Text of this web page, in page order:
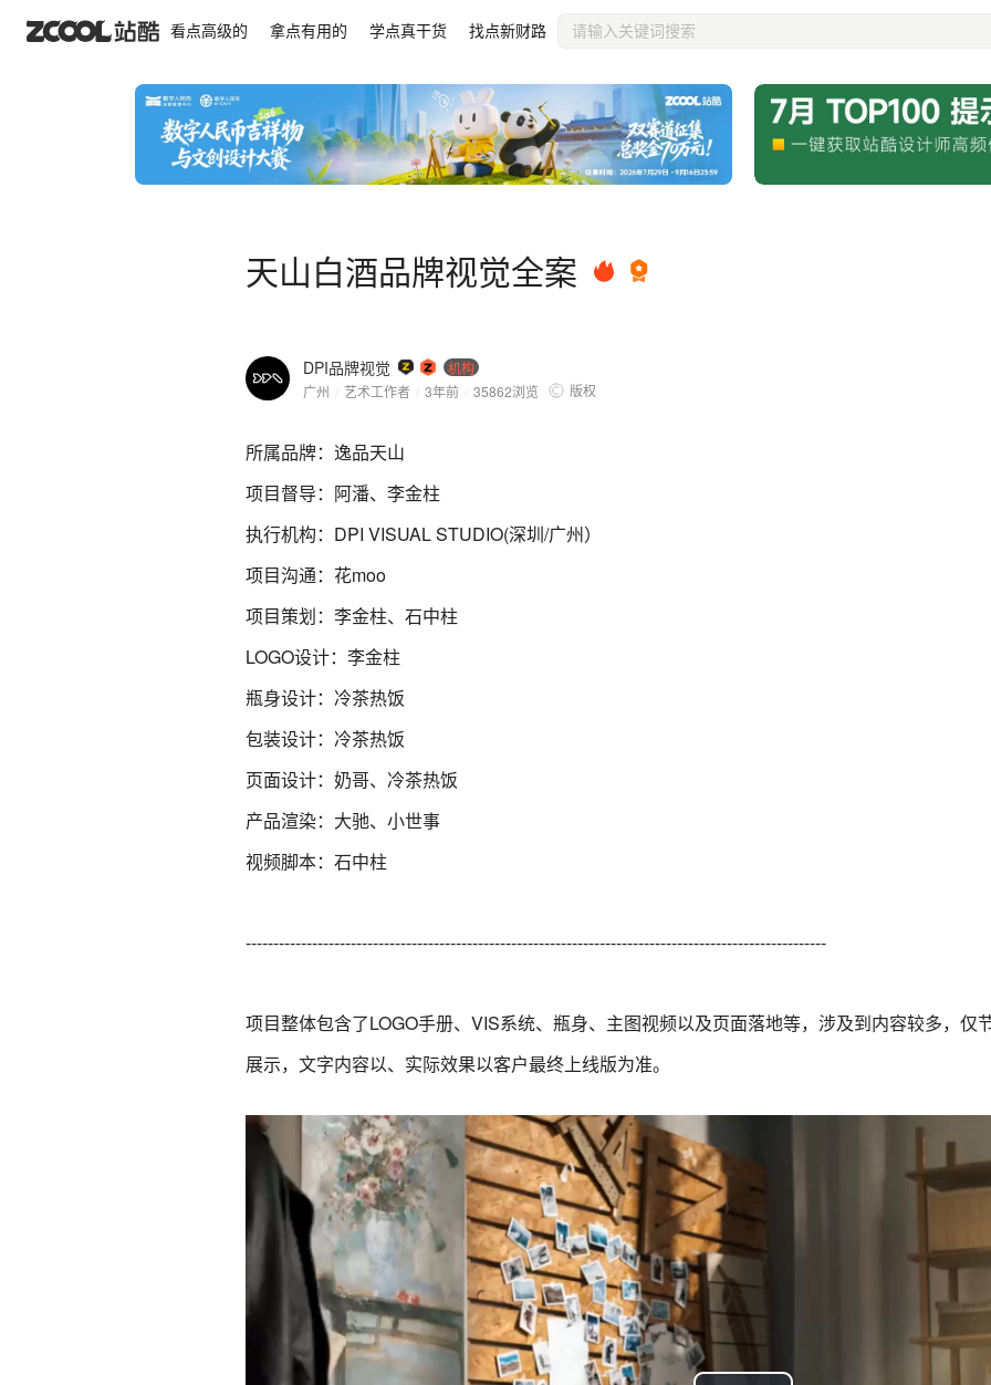
看点高级的 拿点有用的 学点真干货 找点新财路
天山白酒品牌视觉全案
DPI品牌视觉
机构
广州
艺术工作者 3年前 35862浏览 版权
天山白酒品牌视觉全案
所属品牌：逸品天山
项目督导：阿潘、李金柱
执行机构：DPI VISUAL STUDIO(深圳/广州）
项目沟通：花moo
项目策划：李金柱、石中柱
LOGO设计：李金柱
瓶身设计：冷茶热饭
包装设计：冷茶热饭
页面设计：奶哥、冷茶热饭
产品渲染：大驰、小世事
视频脚本：石中柱
---------------------------------------------------------------------------------------------------------
项目整体包含了LOGO手册、VIS系统、瓶身、主图视频以及页面落地等，涉及到内容较多，仅
展示，文字内容以、实际效果以客户最终上线版为准。